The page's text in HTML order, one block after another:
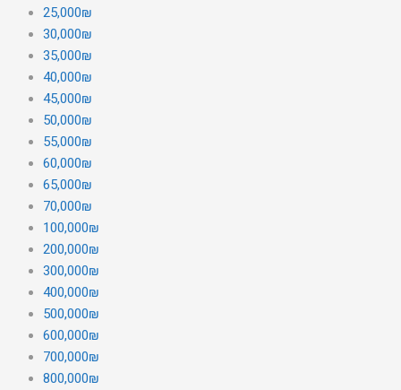
25,000₪
30,000₪
35,000₪
40,000₪
45,000₪
50,000₪
55,000₪
60,000₪
65,000₪
70,000₪
100,000₪
200,000₪
300,000₪
400,000₪
500,000₪
600,000₪
700,000₪
800,000₪